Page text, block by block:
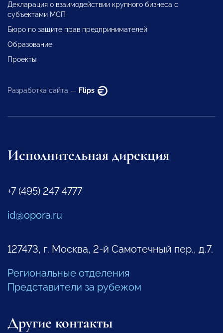
Декларация о взаимодействии крупного бизнеса с
субъектами МСП
Бюро по защите прав предпринимателей
Образование
Проекты
Разработка сайта — Flips
Исполнительная дирекция
+7 (495) 247 4777
id@opora.ru
127473, г. Москва, 2-й Самотечный пер., д.7.
Региональные отделения
Представители за рубежом
Другие контакты